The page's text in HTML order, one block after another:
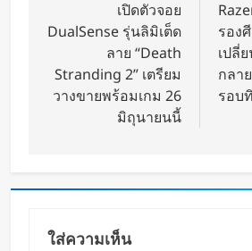
เปิดตัวจอย
DualSense รุ่นลิมิเต็ด
ลาย “Death
Stranding 2” เตรียม
วางขายพร้อมเกม 26
มิถุนายนนี้
รอง
เปลี่
กลา
รอบ
ใส่ความเห็น